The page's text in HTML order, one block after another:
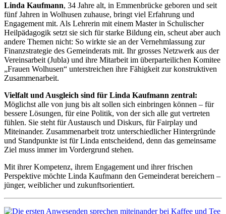
Linda Kaufmann, 34 Jahre alt, in Emmenbrücke geboren und seit
fünf Jahren in Wolhusen zuhause, bringt viel Erfahrung und
Engagement mit. Als Lehrerin mit einem Master in Schulischer
Heilpädagogik setzt sie sich für starke Bildung ein, scheut aber auch
andere Themen nicht: So wirkte sie an der Vernehmlassung zur
Finanzstrategie des Gemeinderats mit. Ihr grosses Netzwerk aus der
Vereinsarbeit (Jubla) und ihre Mitarbeit im überparteilichen Komitee
„Frauen Wolhusen“ unterstreichen ihre Fähigkeit zur konstruktiven
Zusammenarbeit.
Vielfalt und Ausgleich sind für Linda Kaufmann zentral:
Möglichst alle von jung bis alt sollen sich einbringen können – für
bessere Lösungen, für eine Politik, von der sich alle gut vertreten
fühlen. Sie steht für Austausch und Diskurs, für Fairplay und
Miteinander. Zusammenarbeit trotz unterschiedlicher Hintergründe
und Standpunkte ist für Linda entscheidend, denn das gemeinsame
Ziel muss immer im Vordergrund stehen.
Mit ihrer Kompetenz, ihrem Engagement und ihrer frischen
Perspektive möchte Linda Kaufmann den Gemeinderat bereichern –
jünger, weiblicher und zukunftsorientiert.